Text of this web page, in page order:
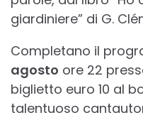
giardiniere” di G.
Completano il
agosto ore 22
biglietto euro 10 al
talentuoso